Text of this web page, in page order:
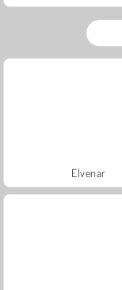
Elvenar